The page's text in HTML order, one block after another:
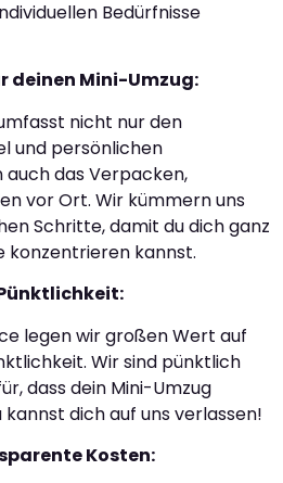
Bedürfnisse
deinen Mini-Umzug:
nicht nur den
und persönlichen
das Verpacken,
vor Ort. Wir kümmern uns
Schritte, damit du dich ganz
konzentrieren kannst.
legen wir großen Wert auf
Wir sind pünktlich
dass dein Mini-Umzug
dich auf uns verlassen!
Kosten: